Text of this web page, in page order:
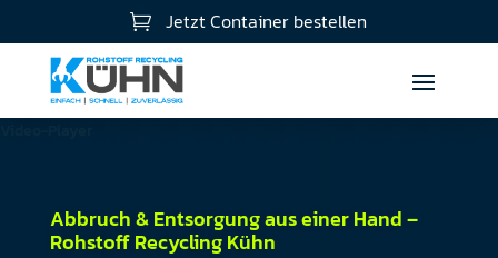
 Jetzt Container bestellen
Abbruch & Entsorgung aus einer Hand –
Rohstoff Recycling Kühn